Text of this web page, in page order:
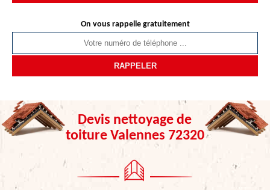
On vous rappelle gratuitement
Devis nettoyage de
toiture Valennes 72320